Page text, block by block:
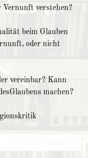
ver­steh­en?
beim Glauben
oder nicht
vereinbar? Kann
machen?